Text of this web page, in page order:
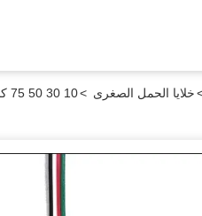
خلايا الحمل الصغرى >10 30 50 75 كجم الضغط الدقيق نصف الجسر كامل الجسر وزن جهاز استشعار خلية الحمل